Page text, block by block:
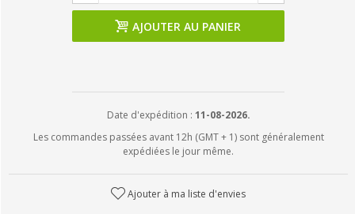
AJOUTER AU PANIER
Date d'expédition : 11-08-2026.
Les commandes passées avant 12h (GMT + 1) sont généralement
expédiées le jour même.
Ajouter à ma liste d'envies